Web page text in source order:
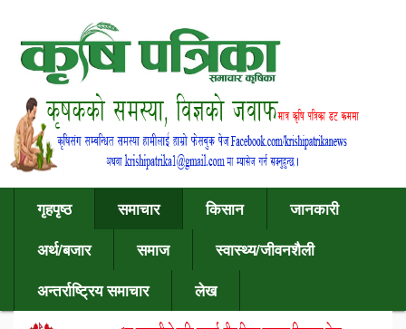
गृहपृष्ठ समाचार किसान
जानकारी
अर्थ/बजार
समाज
स्वास्थ्य/जीवनशैली
अन्तर्राष्ट्रिय समाचार
लेख